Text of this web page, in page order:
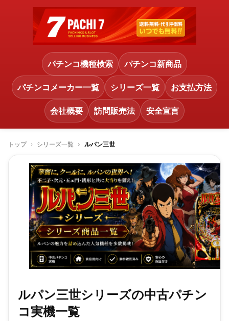
パチンコ機種検索 パチンコ新商品
パチンコメーカー一覧 シリーズ一覧 お支払方法
会社概要 訪問販売法 安全宣言
トップ シリーズ一覧 ルパン三世
ルパン三世シリーズの中古パチン
コ実機一覧